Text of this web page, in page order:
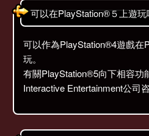
可以在PlayStation®５上遊玩
可以作為PlayStation®4遊戲在
玩。
有關PlayStation®5向下相容功
Interactive Entertainment公司咨